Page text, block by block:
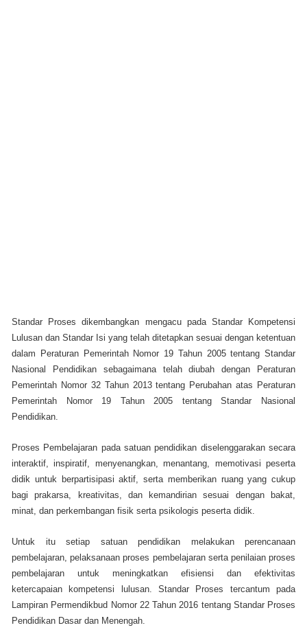
Standar Proses dikembangkan mengacu pada Standar Kompetensi
Lulusan dan Standar Isi yang telah ditetapkan sesuai dengan ketentuan
dalam Peraturan Pemerintah Nomor 19 Tahun 2005 tentang Standar
Nasional Pendidikan sebagaimana telah diubah dengan Peraturan
Pemerintah Nomor 32 Tahun 2013 tentang Perubahan atas Peraturan
Pemerintah Nomor 19 Tahun 2005 tentang Standar Nasional
Pendidikan.
Proses Pembelajaran pada satuan pendidikan diselenggarakan secara
interaktif, inspiratif, menyenangkan, menantang, memotivasi peserta
didik untuk berpartisipasi aktif, serta memberikan ruang yang cukup
bagi prakarsa, kreativitas, dan kemandirian sesuai dengan bakat,
minat, dan perkembangan fisik serta psikologis peserta didik.
Untuk itu setiap satuan pendidikan melakukan perencanaan
pembelajaran, pelaksanaan proses pembelajaran serta penilaian proses
pembelajaran untuk meningkatkan efisiensi dan efektivitas
ketercapaian kompetensi lulusan. Standar Proses tercantum pada
Lampiran Permendikbud Nomor 22 Tahun 2016 tentang Standar Proses
Pendidikan Dasar dan Menengah.